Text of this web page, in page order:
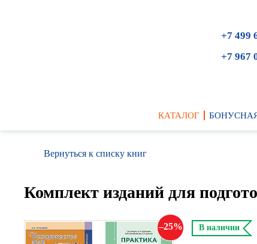
+7 499
+7 967
КАТАЛОГ
Вернуться к списку книг
Комплект изданий для
25 В наличии